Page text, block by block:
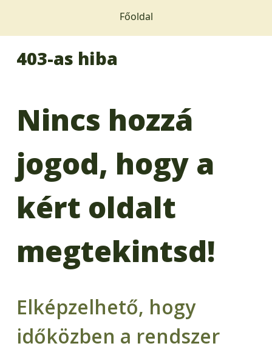
Főoldal
403-as hiba
Nincs hozzá
jogod, hogy a
kért oldalt
megtekintsd!
Elképzelhető, hogy
időközben a rendszer